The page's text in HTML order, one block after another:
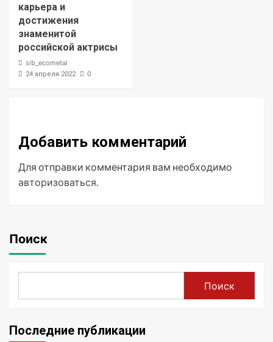
карьера и
достижения
знаменитой
российской актрисы
sib_ecometal
24 апреля 2022 0
Добавить комментарий
Для отправки комментария вам необходимо
авторизоваться.
Поиск
Поиск
Последние публикации